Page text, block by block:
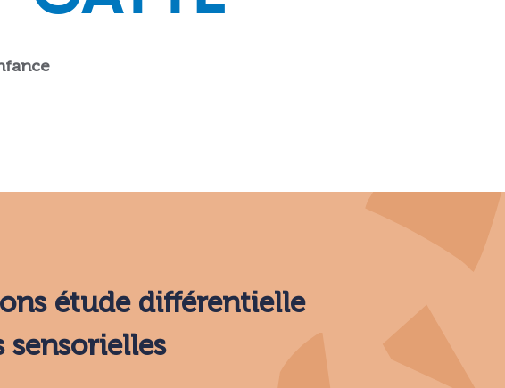
étude différentielle
sensorielles